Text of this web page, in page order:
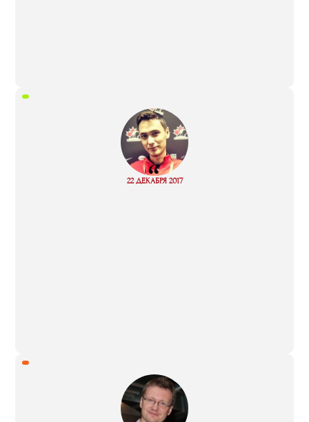
“
22 ДЕКАБРЯ 2017
Read